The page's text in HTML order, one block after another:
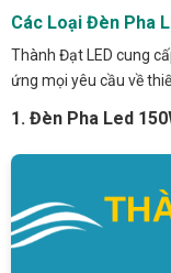
Các Loại Đèn Pha
Thành Đạt LED cung
ứng mọi yêu cầu về
1. Đèn Pha Led